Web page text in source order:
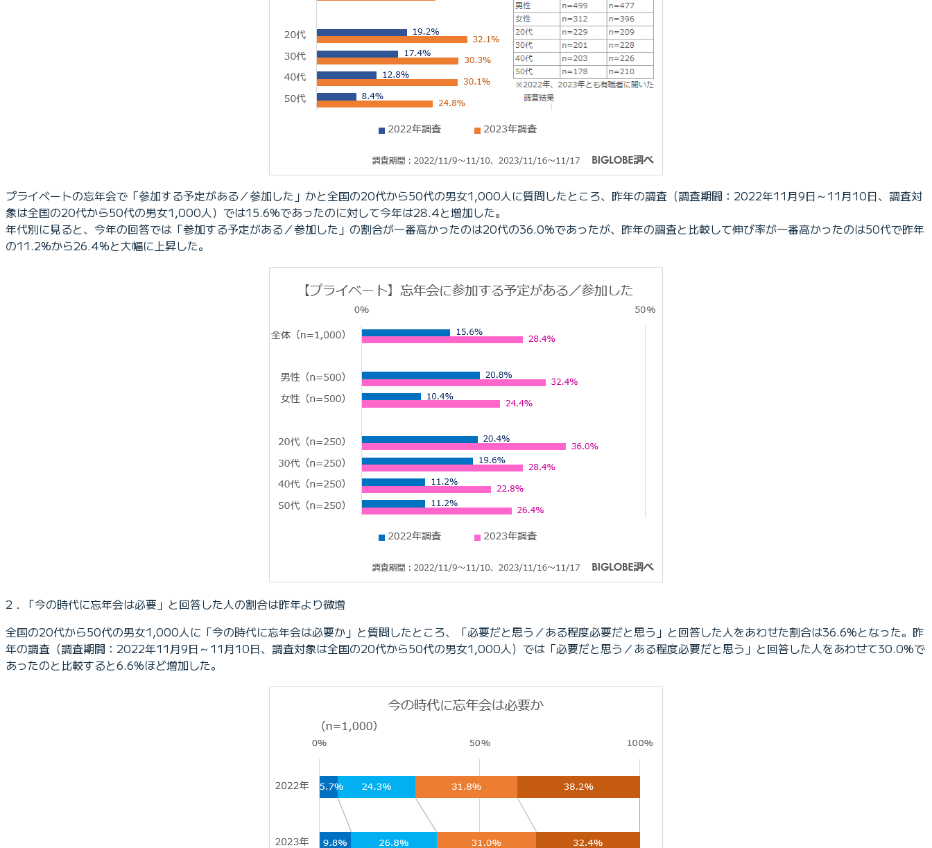
プライベートの忘年会で「参加する予定がある／参加した」かと全国の20代から50代の男女1,000人に質問したところ、昨年の調査（調査期間：2022年11月9日～11月10日、調査対
象は全国の20代から50代の男女1,000人）では15.6%であったのに対して今年は28.4と増加した。
年代別に見ると、今年の回答では「参加する予定がある／参加した」の割合が一番高かったのは20代の36.0%であったが、昨年の調査と比較して伸び率が一番高かったのは50代で昨年
の11.2%から26.4%と大幅に上昇した。
2．「今の時代に忘年会は必要」と回答した人の割合は昨年より微増
全国の20代から50代の男女1,000人に「今の時代に忘年会は必要か」と質問したところ、「必要だと思う／ある程度必要だと思う」と回答した人をあわせた割合は36.6%となった。昨
年の調査（調査期間：2022年11月9日～11月10日、調査対象は全国の20代から50代の男女1,000人）では「必要だと思う／ある程度必要だと思う」と回答した人をあわせて30.0%で
あったのと比較すると6.6%ほど増加した。